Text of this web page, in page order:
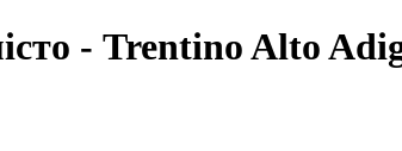
- Trentino Alto